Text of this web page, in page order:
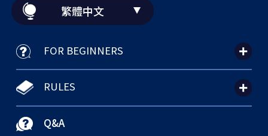
繁體中文
FOR BEGINNERS
RULES
Q&A